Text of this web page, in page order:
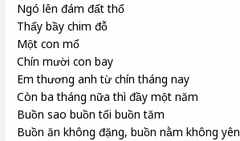
Ngó lên đám đất thổ
Thấy bầy chim đỗ
Một con mổ
Chín mười con bay
Em thương anh từ chín tháng nay
Còn ba tháng nữa thì đầy một năm
Buồn sao buồn tối buồn tăm
Buồn ăn không đặng, buồn nằm không yên